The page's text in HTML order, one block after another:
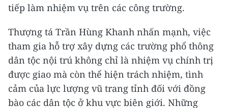
tiếp làm nhiệm vụ trên các công trường.
Thượng tá Trần Hùng Khanh nhấn mạnh, việc
tham gia hỗ trợ xây dựng các trường phổ thông
dân tộc nội trú không chỉ là nhiệm vụ chính trị
được giao mà còn thể hiện trách nhiệm, tình
cảm của lực lượng vũ trang tỉnh đối với đồng
bào các dân tộc ở khu vực biên giới. Những